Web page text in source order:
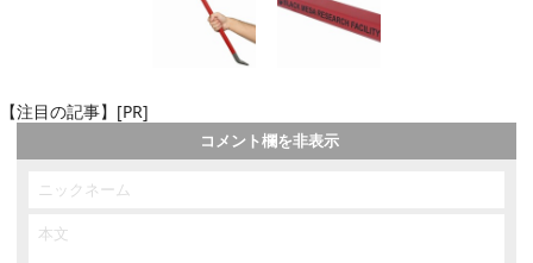
【注目の記事】[PR]
コメント欄を非表示